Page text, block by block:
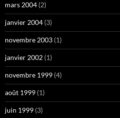
mars 2004 (2)
janvier 2004 (3)
novembre 2003 (1)
janvier 2002 (1)
novembre 1999 (4)
août 1999 (1)
juin 1999 (3)